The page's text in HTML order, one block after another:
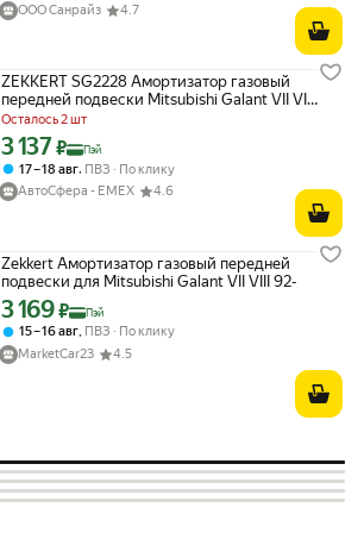
ООО Санрайз
4.7
ZEKKERT SG2228 Амортизатор газовый
передней подвески Mitsubishi Galant VII VIII
92-
Осталось 2 шт
Цена с картой Яндекс Пэй 3137 ₽ вместо
3 137₽ Пэй
17 – 18 авг, ПВЗ
По клику
АвтоСфера - ЕМЕХ
4.6
Zekkert Амортизатор газовый передней
подвески для Mitsubishi Galant VII VIII 92-
Цена с картой Яндекс Пэй 3169 ₽ вместо
3 169₽ Пэй
15 – 16 авг, ПВЗ
По клику
MarketCar23
4.5